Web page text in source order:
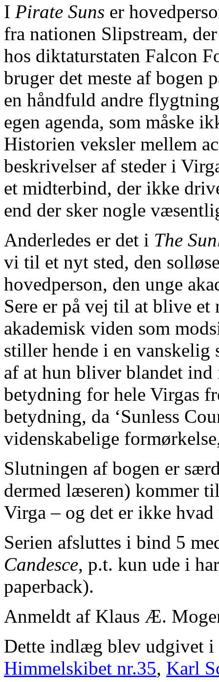
I Pirate Suns er
fra nationen Slipstream,
hos diktaturstaten Falcon
bruger det meste af bogen
en håndfuld andre
egen agenda, som måske
Historien veksler mellem
beskrivelser af steder i
et midterbind, der ikke
end der sker nogle
Anderledes er det i The
vi til et nyt sted, den
hovedperson, den unge
Sere er på vej til at blive
akademisk viden som
stiller hende i en
af at hun bliver blandet ind
betydning for hele Virgas
betydning, da ‘Sunless
videnskabelige
Slutningen af bogen er
dermed læseren) kommer
Virga – og det er ikke
Serien afsluttes i bind 5
Candesce, p.t. kun ude i
paperback).
Anmeldt af Klaus Æ.
Dette indlæg blev udgivet i
Himmelskibet nr.35, Karl